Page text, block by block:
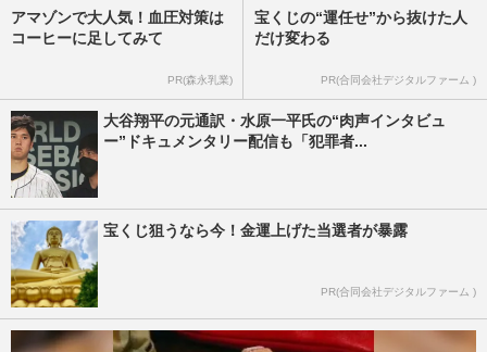
アマゾンで大人気！血圧対策は
コーヒーに足してみて
PR(森永乳業)
宝くじの“運任せ”から抜けた人
だけ変わる
PR(合同会社デジタルファーム )
大谷翔平の元通訳・水原一平氏の“肉声インタビュ
ー”ドキュメンタリー配信も「犯罪者...
宝くじ狙うなら今！金運上げた当選者が暴露
PR(合同会社デジタルファーム )